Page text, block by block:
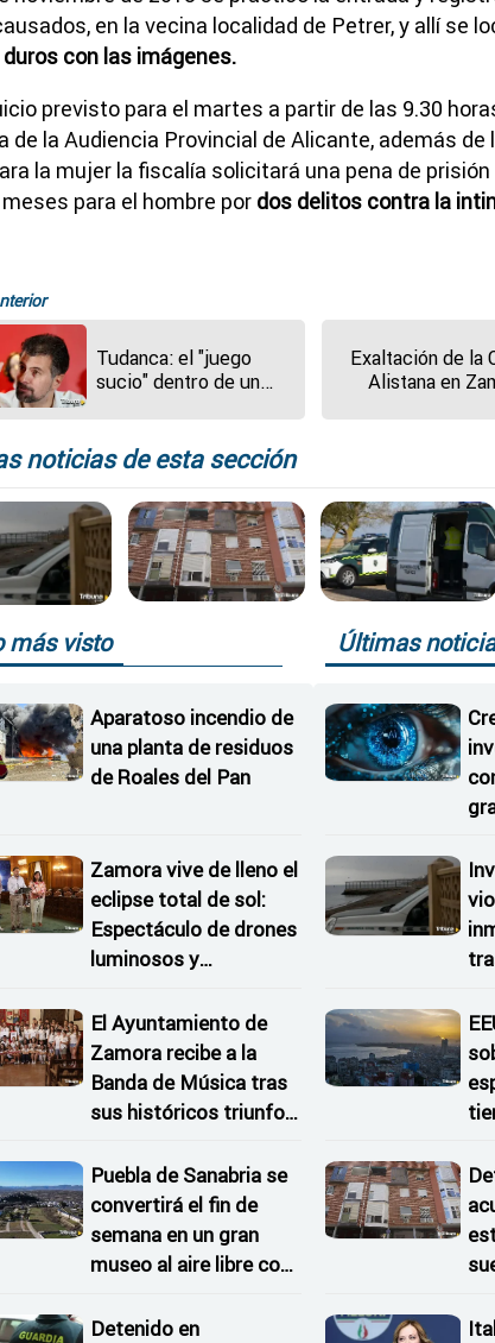
en la vecina localidad de Petrer, y allí se
con las imágenes.
previsto para el martes a partir de las 9.30
de la Audiencia Provincial de Alicante, además
la mujer la fiscalía solicitará una pena de
para el hombre por dos delitos contra la
Tudanca: el "juego
sucio" dentro de un
imperdonable"
Exaltación de la
Alistana en
noticias de esta sección
más visto
Aparatoso incendio de
una planta de residuos
de Roales del Pan
Zamora vive de lleno el
eclipse total de sol:
Espectáculo de drones
luminosos y
Estrellas
El Ayuntamiento de
Zamora recibe a la
Banda de Música tras
sus históricos triunfos
Puebla de Sanabria se
convertirá el fin de
semana en un gran
museo al aire libre con
Detenido en
Últimas